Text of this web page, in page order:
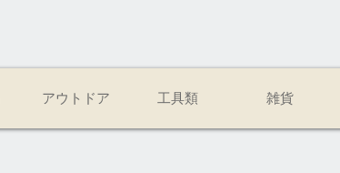
アウトドア 工具類 雑貨